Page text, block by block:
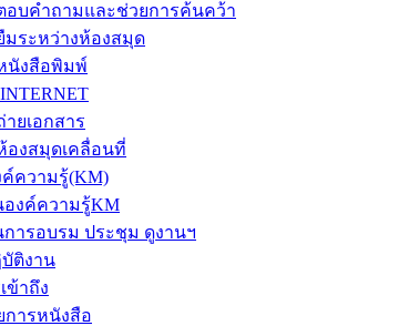
อบคำถามและช่วยการค้นคว้า
มระหว่างห้องสมุด
นังสือพิมพ์
ยเอกสาร
องสมุดเคลื่อนที่
ความรู้(KM)
องค์ความรู้KM
การอบรม ประชุม ดูงานฯ
ติงาน
ข้าถึง
การหนังสือ